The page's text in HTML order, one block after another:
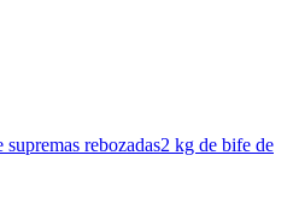
rebozadas2 kg de bife de